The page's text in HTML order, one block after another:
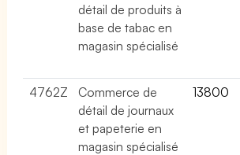
détail de produits à
base de tabac en
magasin spécialisé
4762Z
Commerce de
détail de journaux
et papeterie en
magasin spécialisé
13800